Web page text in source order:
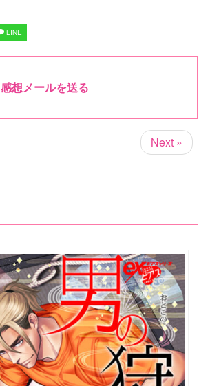
LINE
感想メールを送る
Next »